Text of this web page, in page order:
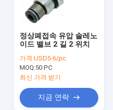
정상폐접속 유압 솔레노
이드 밸브 2 길 2 위치
가격:USD5-6/pc
MOQ:50 PC
최신 가격 받기
지금 연락